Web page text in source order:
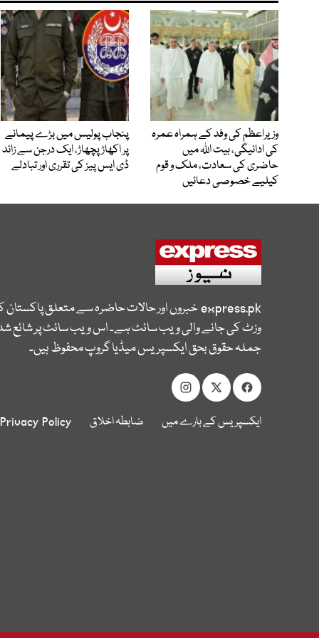
وزیراعظم کی وفد کے ہمراہ عمرہ
کی ادائیگی، بیت اللہ میں
حاضری کی سعادت، ملک و قوم
کیلیے خصوصی دعائیں
پنجاب پولیس میں بڑے پیمانے
پر اکھاڑ پچھاڑ، ایک درجن سے زائد
ڈی ایس پیز کی تقرری اور تبادلے
express.pkخبروں اور حالات حاضرہ سے متعلق
وزٹ کی جانے والی ویب سائٹ ہے۔ اس ویب سائٹ پر شائع
جملہ حقوق بحق ایکسپریس میڈیا گروپ محفوظ ہیں۔
ایکسپریس کے بارے میں ضابطہ اخلاق Privacy Policy